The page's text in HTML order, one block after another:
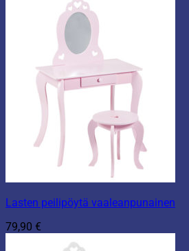
Lasten peilipöytä vaaleanpunainen
79,90 €